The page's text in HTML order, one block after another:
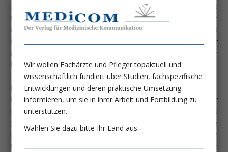
Zollinger-Forschungspreis aus, der der Auszeichnung und
Förderung von WissenschaftlerInnen auf dem Gebiet der
Immunologie der Nierenerkrankungen und
Nierentransplantation dient. Auf dem Kongress für
Nephrologie in Basel im September 2004 erhielt in diesem Jahr
Herr Dr. Klemens Budde diese Auszeichnung.
Herr Dr. Budde wurde 1959 in Albersloh Westfalen, geboren.
Nach dem Abitur studierte er an den Universitäten Münster
und Tübingen Humanmedizin. Von 1987-1989 war er als
Stipendiat der Deutschen Forschungsgemeinschaft an der Yale
University in New Haven, USA. Die Facharztausbildung zum
Internisten absolvierte er an der Medizinischen
Wir wollen Fachärzte und Pfleger topaktuell und
wissenschaftlich fundiert über Studien, fachspezifische
Entwicklungen und deren praktische Umsetzung
informieren, um sie in ihrer Arbeit und Fortbildung zu
unterstützen.
Wählen Sie dazu bitte Ihr Land aus.